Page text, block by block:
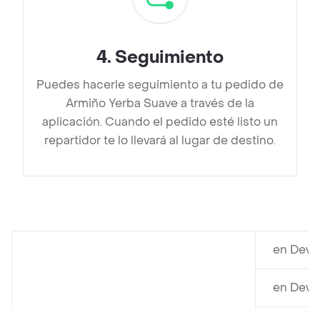
4. Seguimiento
Puedes hacerle seguimiento a tu pedido de
Armiño Yerba Suave a través de la
aplicación. Cuando el pedido esté listo un
repartidor te lo llevará al lugar de destino.
en
en